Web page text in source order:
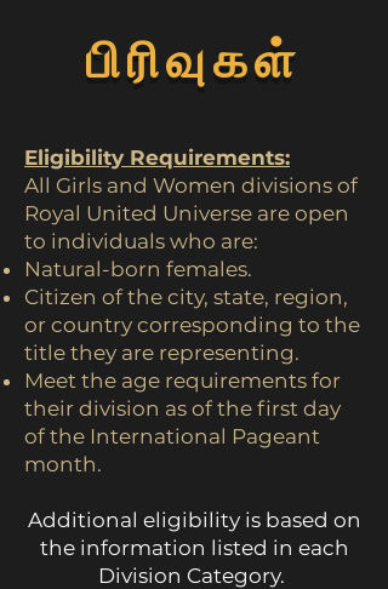
பிரிவுகள்
Eligibility Requirements:
All Girls and Women divisions of
Royal United Universe are open
to individuals who are:
Natural-born females.
Citizen of the city, state, region,
or country corresponding to the
title they are representing.
Meet the age requirements for
their division as of the first day
of the International Pageant
month.
​Additional eligibility is based on
the information listed in each
Division Category.